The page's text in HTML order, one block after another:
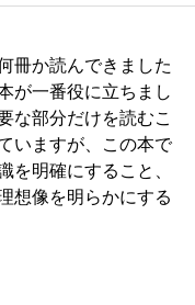
冊か読んできました
が一番役に立ちまし
な部分だけを読むこ
いますが、この本で
を明確にすること、
想像を明らかにする